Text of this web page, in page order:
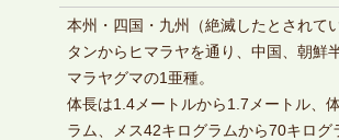
本州・四国・九州（絶滅したとされて
タンからヒマラヤを通り、中国、朝鮮
マラヤグマの1亜種。
体長は1.4メートルから1.7メートル、
ラム、メス42キログラムから70キロ